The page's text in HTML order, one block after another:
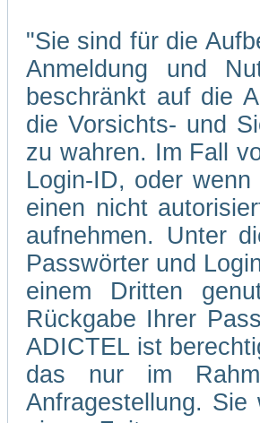
"Sie sind für die
Anmeldung und
beschränkt auf die
die Vorsichts- und
zu wahren. Im Fall
Login-ID, oder
einen nicht
aufnehmen. Unter
Passwörter und
einem Dritten
Rückgabe Ihrer
ADICTEL ist
das nur im
Anfragestellung.